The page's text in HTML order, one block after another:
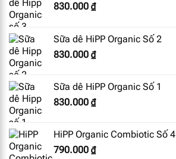
830.000 ₫
Sữa dê HiPP Organic Số 2
830.000 ₫
Sữa dê HiPP Organic Số 1
830.000 ₫
HiPP Organic Combiotic Số 4
790.000 ₫